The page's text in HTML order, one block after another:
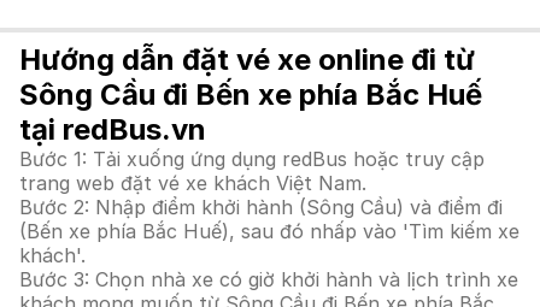
Hướng dẫn đặt vé xe online đi từ
Sông Cầu đi Bến xe phía Bắc Huế
tại redBus.vn
Bước 1: Tải xuống ứng dụng redBus hoặc truy cập
trang web đặt vé xe khách Việt Nam.
Bước 2: Nhập điểm khởi hành (Sông Cầu) và điểm đi
(Bến xe phía Bắc Huế), sau đó nhấp vào 'Tìm kiếm xe
khách'.
Bước 3: Chọn nhà xe có giờ khởi hành và lịch trình xe